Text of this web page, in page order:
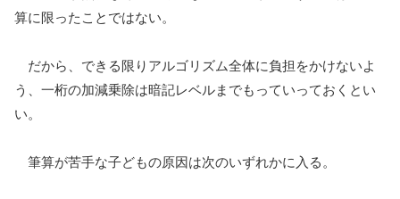
算に限ったことではない。
だから、できる限りアルゴリズム全体に負担をかけないよ
う、一桁の加減乗除は暗記レベルまでもっていっておくとい
い。
筆算が苦手な子どもの原因は次のいずれかに入る。